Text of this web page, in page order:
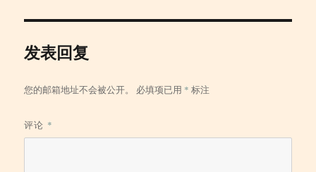
发表回复
您的邮箱地址不会被公开。 必填项已用 * 标注
评论 *